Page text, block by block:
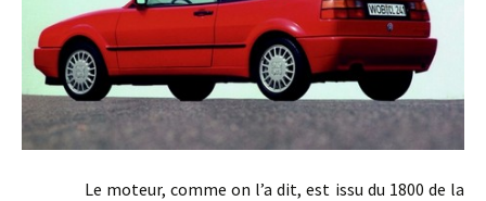
Le moteur, comme on l’a dit, est issu du 1800 de la